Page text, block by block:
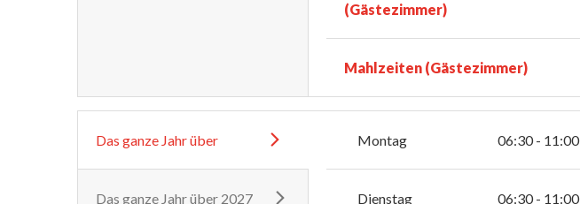
(Gästezimmer)
Mahlzeiten (Gästezimmer)
Das ganze Jahr über
Das ganze Jahr über 2027
Montag 06:30 - 11:00
Dienstag 06:30 - 11:00